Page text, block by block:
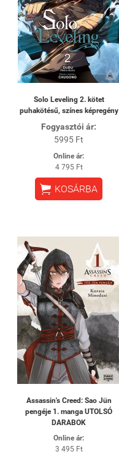
Solo Leveling 2. kötet
puhakötésű, színes képregény
Fogyasztói ár:
5995 Ft
Online ár:
4 795 Ft
 KOSÁRBA
Assassin's Creed: Sao Jün
pengéje 1. manga UTOLSÓ
DARABOK
Online ár:
3 495 Ft